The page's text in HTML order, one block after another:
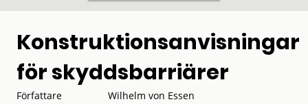
Konstruktionsanvisningar
för skyddsbarriärer
Författare
Wilhelm von Essen